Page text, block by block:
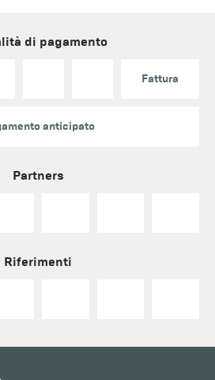
di pagamento
Fattura
anticipato
Partners
Riferimenti